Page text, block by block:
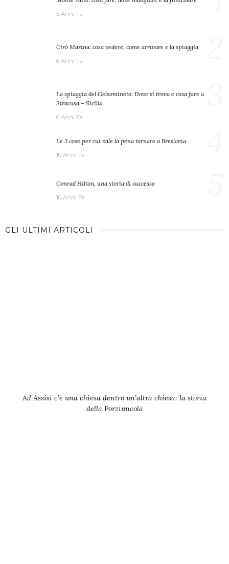
5 Anni Fa
Cirò Marina: cosa vedere, come arrivare e la spiaggia
6 Anni Fa
La spiaggia del Gelsomineto: Dove si trova e cosa fare a
Siracusa – Sicilia
6 Anni Fa
Le 3 cose per cui vale la pena tornare a Breslavia
10 Anni Fa
Conrad Hilton, una storia di successo
10 Anni Fa
GLI ULTIMI ARTICOLI
Ad Assisi c’è una chiesa dentro un’altra chiesa: la storia
della Porziuncola